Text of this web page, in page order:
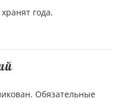
года.
Обязательные